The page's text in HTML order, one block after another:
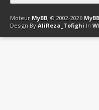
Contact Club Affiliation
Moteur MyBB, © 2002-2026
Design By AliReza_Tofighi In